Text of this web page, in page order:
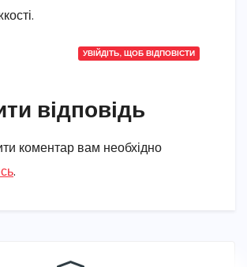
УВІЙДІТЬ, ЩОБ ВІДПОВІСТИ
відповідь
коментар вам необхідно
.